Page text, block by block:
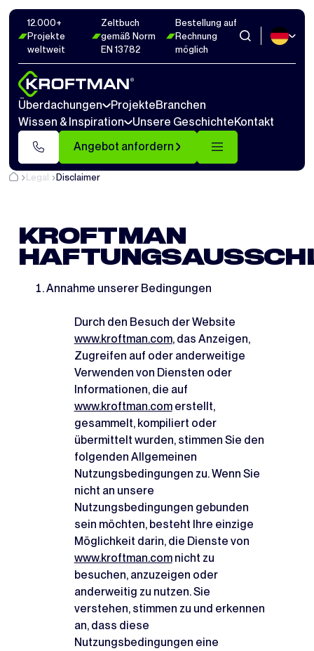
12.000+
Projekte
weltweit
Zeltbuch
gemäß Norm
EN 13782
Bestellung auf
Rechnung
möglich
Überdachungen ProjekteBranchen
Wissen & Inspiration
Unsere GeschichteKontakt
Angebot anfordern
Legal Disclaimer
KROFTMAN
Annahme unserer Bedingungen
Durch den Besuch der Website
www.kroftman.com, das Anzeigen,
Zugreifen auf oder anderweitige
Verwenden von Diensten oder
Informationen, die auf
www.kroftman.comerstellt,
gesammelt, kompiliert oder
übermittelt wurden, stimmen Sie den
folgenden Allgemeinen
Nutzungsbedingungen zu. Wenn Sie
nicht an unsere
Nutzungsbedingungen gebunden
sein möchten, besteht Ihre einzige
Möglichkeit darin, die Dienste von
www.kroftman.comnicht zu
besuchen, anzuzeigen oder
anderweitig zu nutzen. Sie
verstehen, stimmen zu und erkennen
an, dass diese
Nutzungsbedingungen eine